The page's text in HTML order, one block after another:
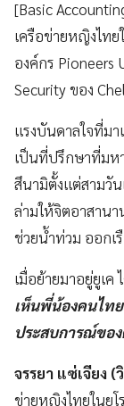
[Basic
เครือข่ายหญิงไท
องค์กร Pioneers
Security ของ
แรงบันดาลใจที่ม
เป็นที่ปรึกษาที่มห
สึนามิตั้งแต่สามวั
ล่ามให้จิตอาสานา
ช่วยน้ำท่วม ออกเ
เมื่อย้ายมาอยู่ยูเค
เห็นพี่น้องคนไท
ประสบการณ์ของ
จรรยา แซ่เจียง
ข่ายหญิงไทยในยุโ